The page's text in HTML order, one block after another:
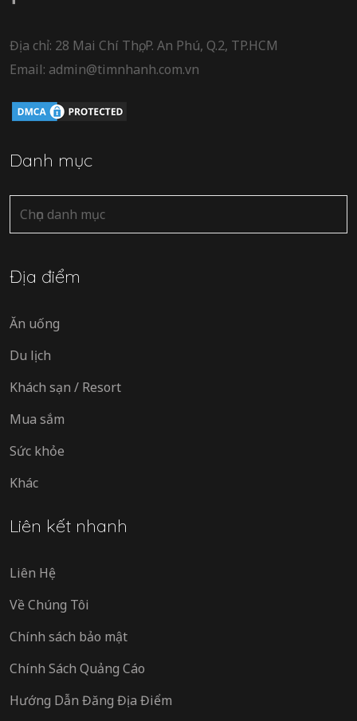
Địa chỉ: 28 Mai Chí Thọ, P. An Phú, Q.2, TP.HCM
Email: admin@timnhanh.com.vn
Danh mục
Danh
mục
Địa điểm
Ăn uống
Du lịch
Khách sạn / Resort
Mua sắm
Sức khỏe
Khác
Liên kết nhanh
Liên Hệ
Về Chúng Tôi
Chính sách bảo mật
Chính Sách Quảng Cáo
Hướng Dẫn Đăng Địa Điểm